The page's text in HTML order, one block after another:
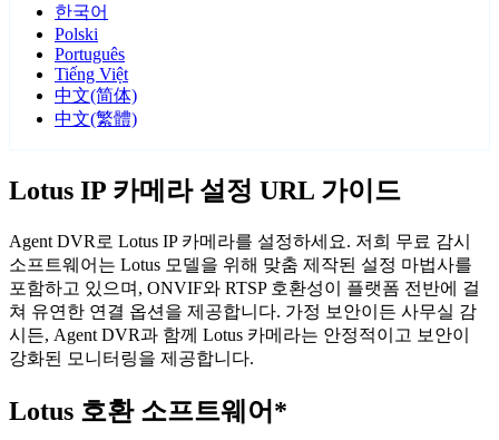
한국어
Polski
Português
Tiếng Việt
中文(简体)
中文(繁體)
Lotus IP 카메라 설정 URL 가이드
Agent DVR로 Lotus IP 카메라를 설정하세요. 저희 무료 감시
소프트웨어는 Lotus 모델을 위해 맞춤 제작된 설정 마법사를
포함하고 있으며, ONVIF와 RTSP 호환성이 플랫폼 전반에 걸
쳐 유연한 연결 옵션을 제공합니다. 가정 보안이든 사무실 감
시든, Agent DVR과 함께 Lotus 카메라는 안정적이고 보안이
강화된 모니터링을 제공합니다.
Lotus 호환 소프트웨어*